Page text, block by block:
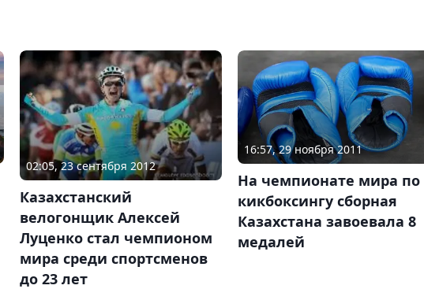
02:05, 23 сентября 2012
Казахстанский
велогонщик Алексей
Луценко стал чемпионом
мира среди спортсменов
до 23 лет
16:57, 29 ноября 2011
На чемпионате мира по
кикбоксингу сборная
Казахстана завоевала 8
медалей